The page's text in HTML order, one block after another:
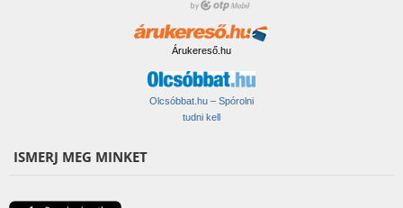
Árukereső.hu
Olcsóbbat.hu – Spórolni
tudni kell
ISMERJ MEG MINKET